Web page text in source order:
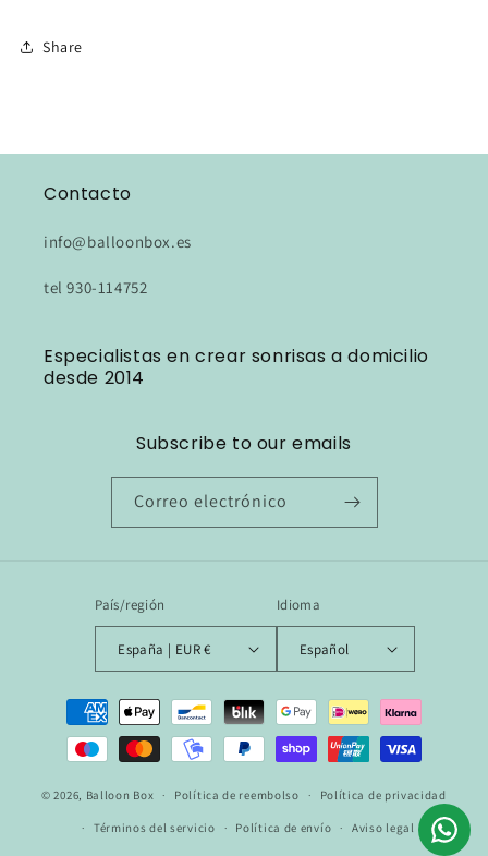
Share
Contacto
info@balloonbox.es
tel 930-114752
Especialistas en crear sonrisas a domicilio
desde 2014
Subscribe to our emails
Correo electrónico
País/región
España | EUR €
Idioma
Español
Formas
pago
© 2026, Balloon Box Política de reembolso Política de privacidad
Términos del servicio Política de envío Aviso legal